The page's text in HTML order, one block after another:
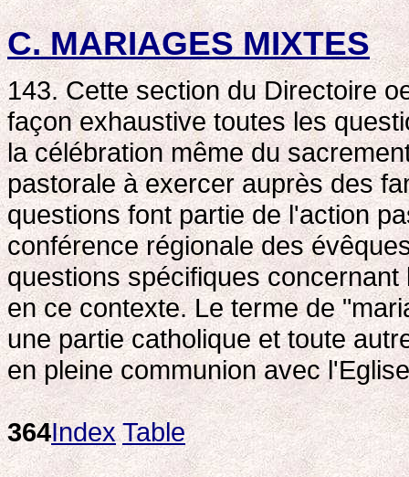
C. MARIAGES MIXTES
143. Cette section du Directoire
façon exhaustive toutes les
la célébration même du
pastorale à exercer auprès des
questions font partie de l'action
conférence régionale des
questions spécifiques
en ce contexte. Le terme de
une partie catholique et toute
en pleine communion avec
364Index Table